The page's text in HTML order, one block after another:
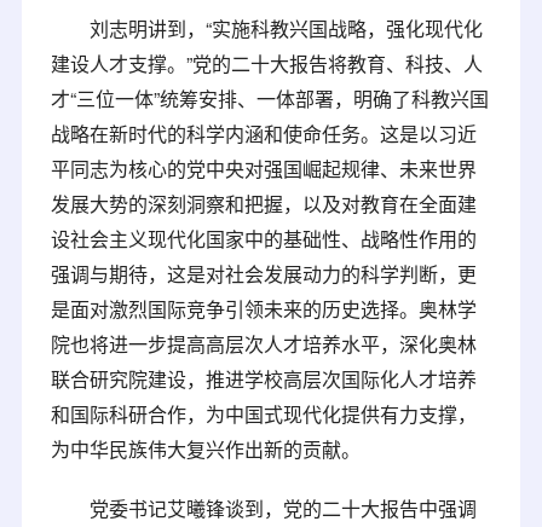
刘志明讲到，“实施科教兴国战略，强化现代化
建设人才支撑。”党的二十大报告将教育、科技、人
才“三位一体”统筹安排、一体部署，明确了科教兴国
战略在新时代的科学内涵和使命任务。这是以习近
平同志为核心的党中央对强国崛起规律、未来世界
发展大势的深刻洞察和把握，以及对教育在全面建
设社会主义现代化国家中的基础性、战略性作用的
强调与期待，这是对社会发展动力的科学判断，更
是面对激烈国际竞争引领未来的历史选择。奥林学
院也将进一步提高高层次人才培养水平，深化奥林
联合研究院建设，推进学校高层次国际化人才培养
和国际科研合作，为中国式现代化提供有力支撑，
为中华民族伟大复兴作出新的贡献。
党委书记艾曦锋谈到，党的二十大报告中强调